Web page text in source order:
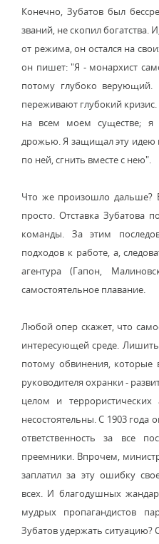
Конечно, Зубатов был
званий, не скопил богатства.
от режима, он остался на
он пишет: "Я - монархист
потому глубоко
переживают глубокий
на всем моем существе; я
дрожью. Я защищал эту идею
по ней, сгнить вместе с нею".
Что же произошло дальше?
просто. Отставка Зубатова
команды. За этим
подходов к работе, а,
агентура (Гапон,
самостоятельное плавание.
Любой опер скажет, что
интересующей среде.
потому обвинения, которые
руководителя охранки -
целом и
несостоятельны. С 1903 года
ответственность за все
преемники. Впрочем,
заплатил за эту ошибку
всех. И благодушных
мудрых пропагандистов
Зубатов удержать ситуацию?